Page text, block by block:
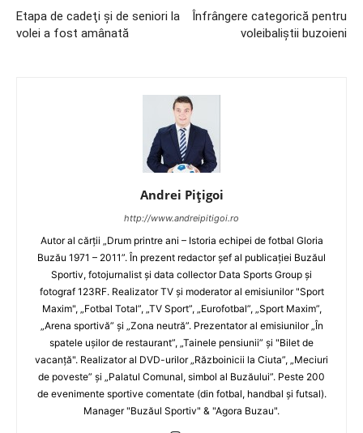
Etapa de cadeţi şi de seniori la
volei a fost amânată
Înfrângere categorică pentru
voleibaliştii buzoieni
Andrei Pițigoi
http://www.andreipitigoi.ro
Autor al cărţii „Drum printre ani – Istoria echipei de fotbal Gloria
Buzău 1971 – 2011”. În prezent redactor şef al publicaţiei Buzăul
Sportiv, fotojurnalist şi data collector Data Sports Group şi
fotograf 123RF. Realizator TV şi moderator al emisiunilor "Sport
Maxim", „Fotbal Total”, „TV Sport”, „Eurofotbal”, „Sport Maxim”,
„Arena sportivă” şi „Zona neutră”. Prezentator al emisiunilor „În
spatele uşilor de restaurant”, „Tainele pensiunii” şi "Bilet de
vacanţă". Realizator al DVD-urilor „Războinicii la Ciuta”, „Meciuri
de poveste” şi „Palatul Comunal, simbol al Buzăului”. Peste 200
de evenimente sportive comentate (din fotbal, handbal şi futsal).
Manager "Buzăul Sportiv" & "Agora Buzau".